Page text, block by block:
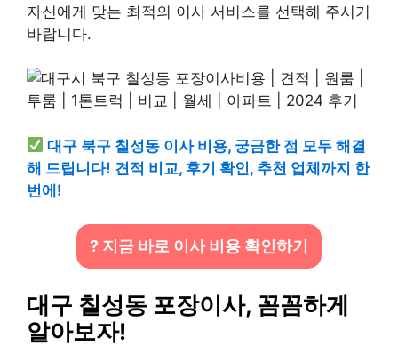
자신에게 맞는 최적의 이사 서비스를 선택해 주시기
바랍니다.
대구 북구 칠성동 이사 비용, 궁금한 점 모두 해결
해 드립니다! 견적 비교, 후기 확인, 추천 업체까지 한
번에!
? 지금 바로 이사 비용 확인하기
대구 칠성동 포장이사, 꼼꼼하게
알아보자!